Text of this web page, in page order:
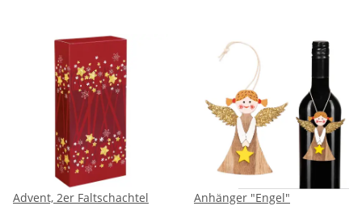
Advent, 2er Faltschachtel
Anhänger "Engel"